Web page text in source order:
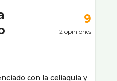
9
2 opiniones
con la celiaquía y